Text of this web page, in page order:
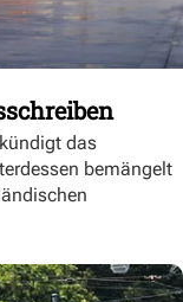
das
bemängelt